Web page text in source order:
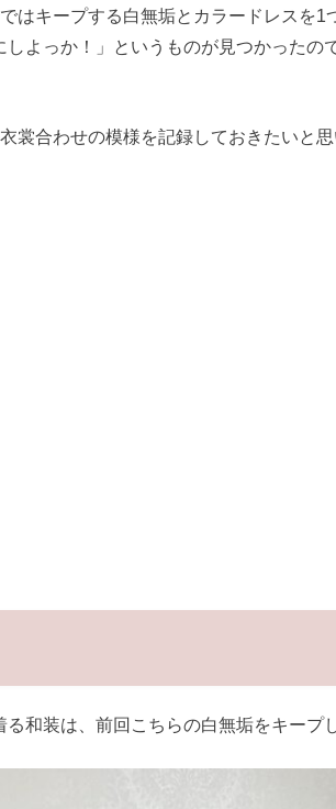
はキープする白無垢とカラードレスを
しよっか！」というものが見つかったの
裳合わせの模様を記録しておきたいと思
る和装は、前回こちらの白無垢をキープ